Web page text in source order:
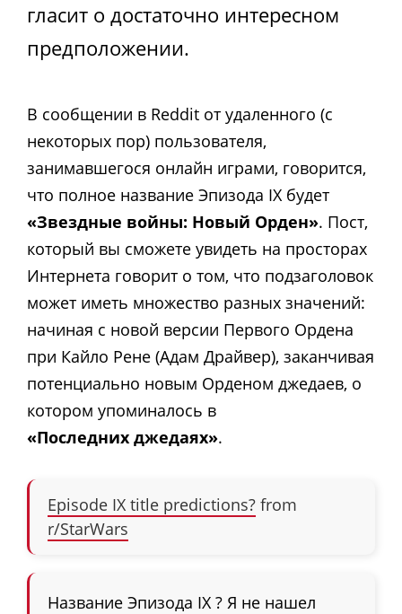
гласит о достаточно интересном
предположении.
В сообщении в Reddit от удаленного (с
некоторых пор) пользователя,
занимавшегося онлайн играми, говорится,
что полное название Эпизода IX будет
«Звездные войны: Новый Орден». Пост,
который вы сможете увидеть на просторах
Интернета говорит о том, что подзаголовок
может иметь множество разных значений:
начиная с новой версии Первого Ордена
при Кайло Рене (Адам Драйвер), заканчивая
потенциально новым Орденом джедаев, о
котором упоминалось в
«Последних джедаях».
Episode IX title predictions? from
r/StarWars
Название Эпизода IX ? Я не нашел